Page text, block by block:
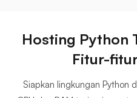
Hosting Python
Fitur-
Siapkan lingkungan Python